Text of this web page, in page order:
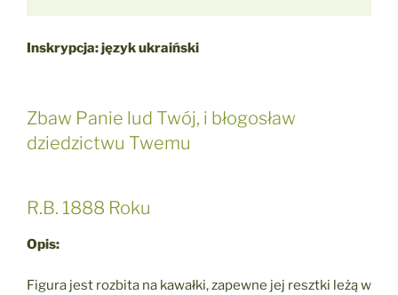
Inskrypcja: język ukraiński
Zbaw Panie lud Twój, i błogosław
dziedzictwu Twemu
R.B. 1888 Roku
Opis:
Figura jest rozbita na kawałki, zapewne jej resztki leżą w